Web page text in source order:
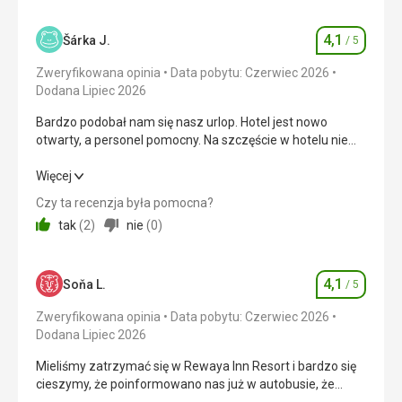
Wszystko było w porządku
Ta recenzja została automatycznie
przetłumaczona za pomocą Google Translate
Okolica 3,0/ 5
Usługi 4,0
Wejście na plażę nie było zbyt przyjemne, trzeba było
przejść spory kawałek, żeby choć trochę się odświeżyć.
Wyżywienie
Zakwaterowanie
Zadowolenie
Usługi
Dobrze, ale pokoje nie są często sprzątane. Poza tym OK.
Ta recenzja została automatycznie przetłumaczona za
pomocą Google Translate
Šárka J. Ocena
4,1 / 5
Zweryfikowana opinia
Data pobytu: Czerwiec 2026
Dodana Lipiec 2026
Bardzo podobał nam się nasz urlop. Hotel jest nowo
otwarty, a personel pomocny. Na szczęście w hotelu nie
Bardzo podobał nam się nasz urlop. Hotel jest nowo
otwarty, a personel pomocny. Na szczęście w hotelu nie
było miejscowych.
Zakwaterowanie 4,0/ 5
Okolica 3,0
Cena 4,0
Więcej
Czy ta recenzja była pomocna?
tak(2) nie (0)
Soňa L. Ocena
4,1 / 5
Zweryfikowana opinia
Data pobytu: Czerwiec 2026
Dodana Lipiec 2026
Mieliśmy zatrzymać się w Rewaya Inn Resort i bardzo się
cieszymy, że poinformowano nas już w autobusie, że